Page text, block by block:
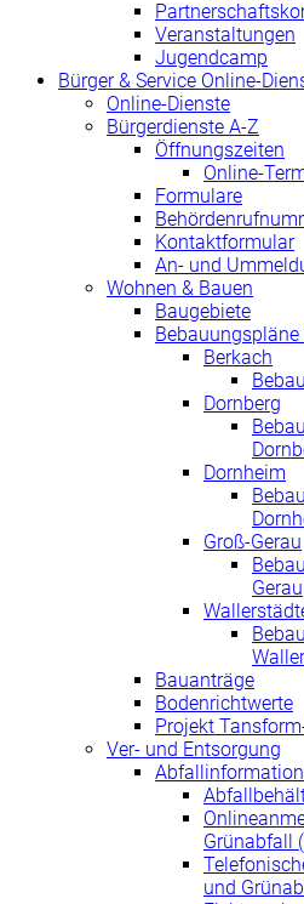
Veranstaltungen
Jugendcamp
Bürger & Service Online-
Online-Dienste
Bürgerdienste A-Z
Öffnungszeiten
Online-
Formulare
Kontaktformular
An- und
Wohnen & Bauen
Baugebiete
Bebauungspläne
Berkach
Dornberg
Dornheim
Groß-Gerau
Gerau
Bauanträge
Bodenrichtwerte
Projekt
Ver- und Entsorgung
Grünabfall
und